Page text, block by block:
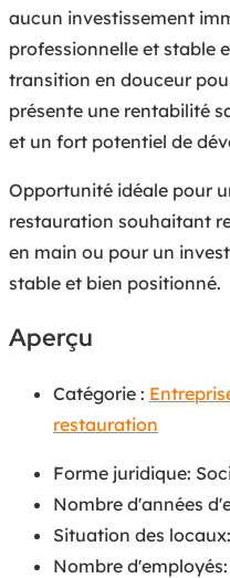
aucun investissement
professionnelle et stable
transition en douceur
présente une rentabilité
et un fort potentiel de
Opportunité idéale pour
restauration souhaitant
en main ou pour un
stable et bien positionné.
Aperçu
Catégorie :
restauration
Forme juridique:
Nombre d'années
Situation des locaux:
Nombre d'employés: